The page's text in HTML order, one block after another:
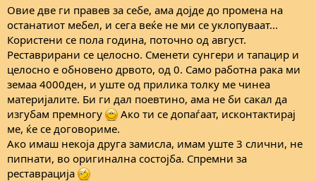
Овие две ги правев за себе, ама дојде до промена на
останатиот мебел, и сега веќе не ми се уклопуваат...
Користени се пола година, поточно од август.
Реставрирани се целосно. Сменети сунгери и тапацир и
целосно е обновено дрвото, од 0. Само работна рака ми
земаа 4000ден, и уште од прилика толку ме чинеа
материјалите. Би ги дал поевтино, ама не би сакал да
изгубам премногу
Ако ти се допаѓаат, исконтактирај
ме, ќе се договориме.
Ако имаш некоја друга замисла, имам уште 3 слични, не
пипнати, во оригинална состојба. Спремни за
реставрација